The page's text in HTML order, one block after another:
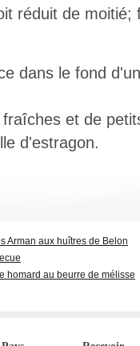
réduit de moitié;
dans le fond
et de
d'estragon.
Arman aux huîtres de Belon
homard au beurre de mélisse